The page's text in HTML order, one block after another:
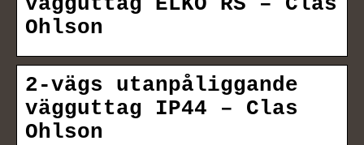
Ohlson
2-vägs utanpåliggande
vägguttag IP44 – Clas
Ohlson